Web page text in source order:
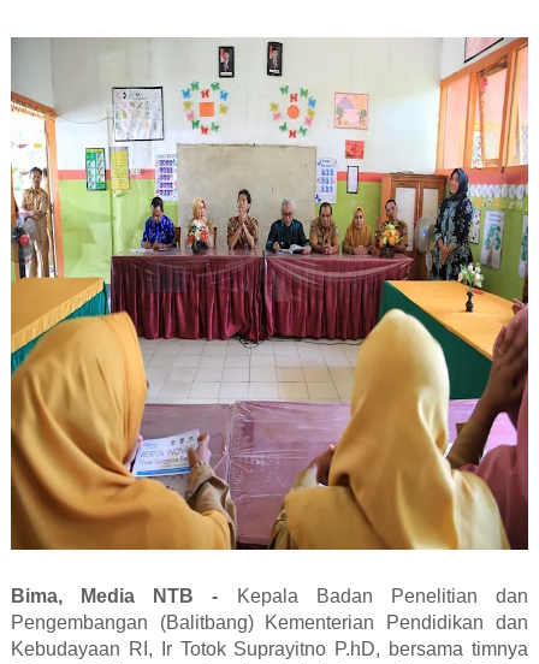
Bima, Media NTB - Kepala Badan Penelitian dan
Pengembangan (Balitbang) Kementerian Pendidikan dan
Kebudayaan RI, Ir Totok Suprayitno P.hD, bersama timnya